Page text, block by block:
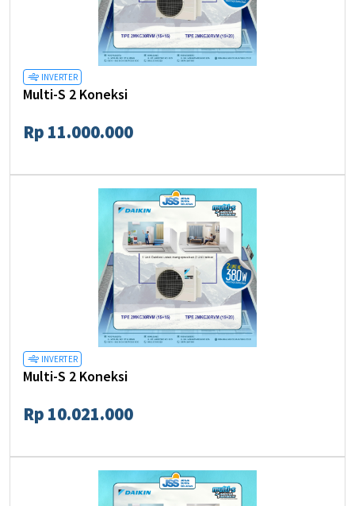
INVERTER
Multi-S 2 Koneksi
Rp 11.000.000
INVERTER
Multi-S 2 Koneksi
Rp 10.021.000